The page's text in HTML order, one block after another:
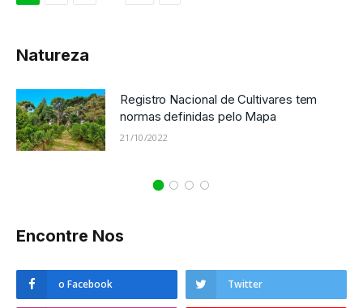
Natureza
Registro Nacional de Cultivares tem
normas definidas pelo Mapa
21/10/2022
Encontre Nos
o Facebook Twitter